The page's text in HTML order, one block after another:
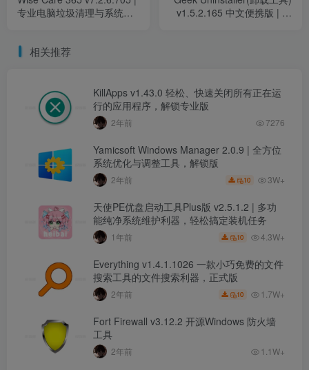
专业电脑垃圾清理与系统优
v1.5.2.165 中文便携版 | 高
相关推荐
KillApps v1.43.0 轻松、快速关闭所有正在运
行的应用程序，解锁专业版
2年前 7276
Yamicsoft Windows Manager 2.0.9 | 全方位
系统优化与调整工具，解锁版
2年前 10 3W+
天使PE优盘启动工具Plus版 v2.5.1.2 | 多功
能纯净系统维护利器，轻松搞定装机任务
1年前 10 4.3W+
Everything v1.4.1.1026 一款小巧免费的文件
搜索工具的文件搜索利器，正式版
2年前 10 1.7W+
Fort Firewall v3.12.2 开源Windows 防火墙
工具
2年前 1.1W+